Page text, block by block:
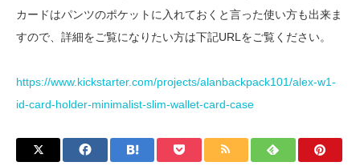
カードはパンツのポケットに入れておくと言った使い方も出来ま
すので、詳細をご覧になりたい方は下記URLをご覧ください。
https://www.kickstarter.com/projects/alanbackpack101/alex-w1-
id-card-holder-minimalist-slim-wallet-card-case